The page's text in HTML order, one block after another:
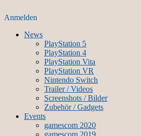
Anmelden
News
PlayStation 5
PlayStation 4
PlayStation Vita
PlayStation VR
Nintendo Switch
Trailer / Videos
Screenshots / Bilder
Zubehör / Gadgets
Events
gamescom 2020
gamescom 2019